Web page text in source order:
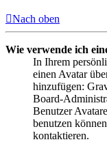
Nach oben
Wie verwende ich
In Ihrem
einen Avatar
hinzufügen:
Board-
Benutzer
benutzen
kontaktieren.